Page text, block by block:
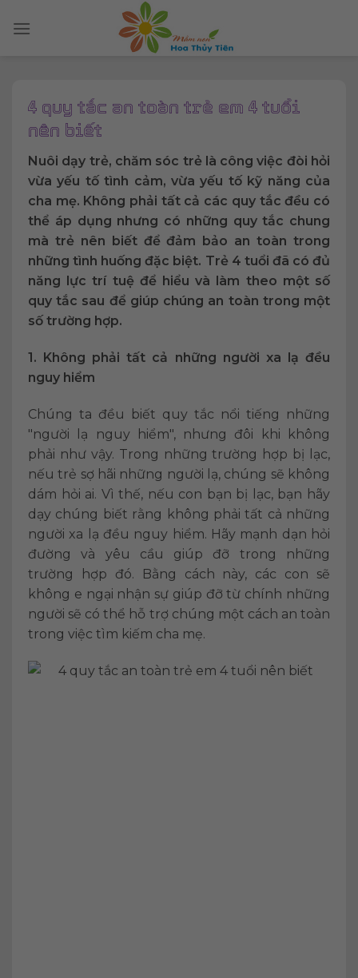
4 quy tắc an toàn trẻ em 4 tuổi
nên biết
Nuôi dạy trẻ, chăm sóc trẻ là công việc đòi hỏi
vừa yếu tố tình cảm, vừa yếu tố kỹ năng của
cha mẹ. Không phải tất cả các quy tắc đều có
thể áp dụng nhưng có những quy tắc chung
mà trẻ nên biết để đảm bảo an toàn trong
những tình huống đặc biệt. Trẻ 4 tuổi đã có đủ
năng lực trí tuệ để hiểu và làm theo một số
quy tắc sau để giúp chúng an toàn trong một
số trường hợp.
1. Không phải tất cả những người xa lạ đều
nguy hiểm
Chúng ta đều biết quy tắc nổi tiếng những
"người lạ nguy hiểm", nhưng đôi khi không
phải như vậy. Trong những trường hợp bị lạc,
nếu trẻ sợ hãi những người lạ, chúng sẽ không
dám hỏi ai. Vì thế, nếu con bạn bị lạc, bạn hãy
dạy chúng biết rằng không phải tất cả những
người xa lạ đều nguy hiểm. Hãy mạnh dạn hỏi
đường và yêu cầu giúp đỡ trong những
trường hợp đó. Bằng cách này, các con sẽ
không e ngại nhận sự giúp đỡ từ chính những
người sẽ có thể hỗ trợ chúng một cách an toàn
trong việc tìm kiếm cha mẹ.